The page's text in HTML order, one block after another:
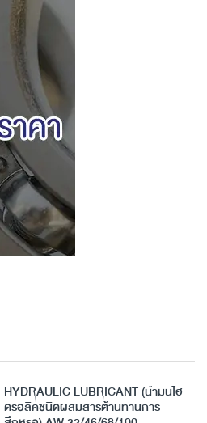
HYDRAULIC LUBRICANT (น้ำมันไฮ
ดรอลิคชนิดผสมสารต้านทานการ